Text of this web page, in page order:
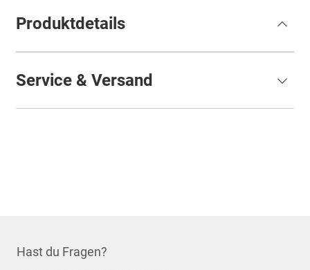
Produktdetails
Service & Versand
Hast du Fragen?